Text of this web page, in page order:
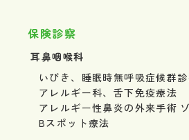
保険診察
耳鼻咽喉科
いびき、睡眠時無呼吸症候群
アレルギー科、舌下免疫療法
アレルギー性鼻炎の外来手術
Bスポット療法